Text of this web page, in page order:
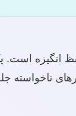
حفظ انگیزه
ناخواسته